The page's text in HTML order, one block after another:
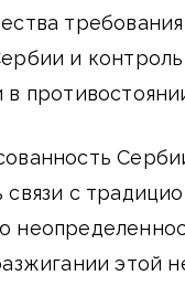
и
в
связи с
этой